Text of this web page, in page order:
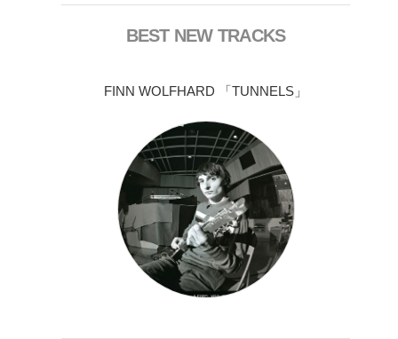
BEST NEW TRACKS
FINN WOLFHARD 「TUNNELS」